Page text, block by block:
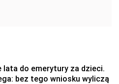
lata do emerytury za dzieci.
bez tego wniosku wyliczą